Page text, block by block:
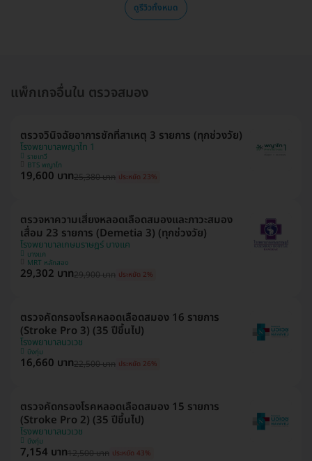
ดูรีวิวทั้งหมด
แพ็กเกจอื่นใน ตรวจสมอง
ตรวจวินิจฉัยอาการชักที่สาเหตุ 3 รายการ (ทุกช่วงวัย)
โรงพยาบาลพญาไท 1
ราชเทวี
BTS พญาไท
19,600 บาท25,380 บาท ประหยัด 23%
ตรวจหาความเสี่ยงหลอดเลือดสมองและภาวะสมอง
เสื่อม 23 รายการ (Demetia 3) (ทุกช่วงวัย)
โรงพยาบาลเกษมราษฎร์ บางแค
บางแค
MRT หลักสอง
29,302 บาท29,900 บาท ประหยัด 2%
ตรวจคัดกรองโรคหลอดเลือดสมอง 16 รายการ
(Stroke Pro 3) (35 ปีขึ้นไป)
โรงพยาบาลนวเวช
บึงกุ่ม
16,660 บาท22,500 บาท ประหยัด 26%
ตรวจคัดกรองโรคหลอดเลือดสมอง 15 รายการ
(Stroke Pro 2) (35 ปีขึ้นไป)
โรงพยาบาลนวเวช
บึงกุ่ม
7,154 บาท12,500 บาท ประหยัด 43%